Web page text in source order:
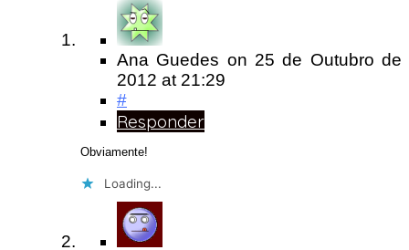
Ana Guedes on 25 de Outubro de
2012 at 21:29
#
Responder
Obviamente!
Loading...